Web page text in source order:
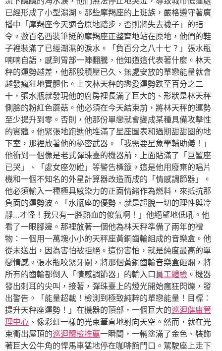
已經形成了小型潟湖。那些摩羯座的上班族，嚴格遵守著廣
播中「摩羯座今天適合原地踏步，否則將失去襪子」的指
令。數百名西裝筆挺的摩羯座正整齊地站在原地，他們的鞋
子裡裝滿了已經潮濕的淚水。「負百分之八十七？」張水瓶
喃喃自語，感到胃部一陣翻騰，他知道這代表著什麼。林天
秤的運勢越差，他那股積壓已久、無處安放的單戀能量就會
越發瘋狂地實體化。上次林天秤的戀愛運勢跌至百分之二
十，張水瓶就發現他的廚房裡長滿了巨大的、形狀是林天秤
側臉的粉紅色蘑菇。他必須在今天結束前，將林天秤的運勢
至少提升到零。否則，他那份單戀就會變成某種具備攻擊性
的實體。他緊張地跑進他堆滿了星座圖表和過期甜甜圈的地
下室，那裡放著他的秘密武器。「我需要星象學輔助儀！」
他衝到一個像是老式彈珠臺的機器前，上面貼滿了「巨蟹座
已哭」、「處女座勿碰」等警告標籤。這是他用廢棄的唱片
機和一個不知名的外星計算器改造而成的「情感調節器」。
他必須輸入一種極具感染力的正面情緒作為燃料，來抵抗那
負面的運勢波。「水瓶座的優勢，就是超脫一切的理性與冷
靜…才怪！我只有一腔熱血的傻氣啊！」他絕望地低吼。他
看了一眼腳邊。那裡放著一個他為林天秤準備了兩年的禮
物：一個用一萬塊小小的天秤座黃銅齒輪組成的音樂盒。他
從未送出，因為害怕被拒絕。這份害怕，就是純度最高的單
戀情感。張水瓶咬緊牙關，將那個黃銅齒輪音樂盒砸爛，將
所有的齒輪都倒入「情感調節器」的輸入口 員工體檢 。機器
發出刺耳的尖叫，接著，彈珠臺上的燈光開始瘋狂閃爍，發
出警告。「能量超載！檢測到極致純粹的單戀能量！目標：
提升天秤座運勢！」在機器的頂部，一個巨大的巡迴健康管
理中心 、像彩虹一樣的光束筆直地射向天空。然而，就在光
束衝出屋頂的巡迴體檢推薦一瞬間，一輛塗滿了金色、裝飾
著巨大公牛角的悍馬車猛地停在咖啡館門口。駕駛座上走下